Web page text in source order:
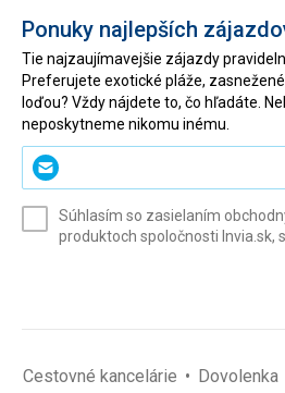
Ponuky najlepších
Tie najzaujímavejšie zájazdy
Preferujete exotické pláže,
loďou? Vždy nájdete to, čo hľadáte.
neposkytneme nikomu inému.
Zadajte
svoj
(povinné)
Súhlasím so zasielaním
produktoch spoločnosti Invia.sk,
Cestovné kancelárie Dovolenka